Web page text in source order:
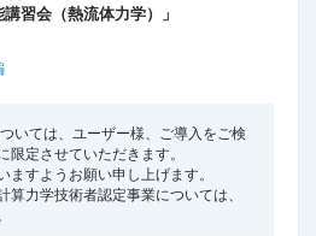
習会（熱流体力学）」
いては、ユーザー様、ご導入をご検
定させていただきます。
ますようお願い申し上げます。
力学技術者認定事業については、